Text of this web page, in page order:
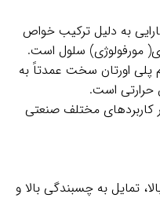
به دليل تركيب خواص
مورفولوژي) سلول است.
پلي اورتان سخت عمدتاً به
حرارتي است.
كاربردهاي مختلف صنعتي
تمايل به چسبندگي بالا و